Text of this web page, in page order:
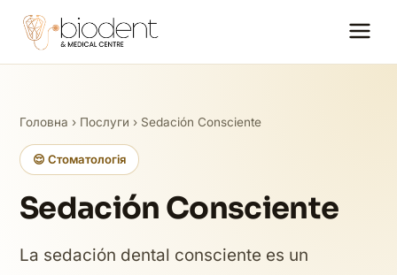
Головна › Послуги › Sedación Consciente
😌 Стоматологія
Sedación Consciente
La sedación dental consciente es un